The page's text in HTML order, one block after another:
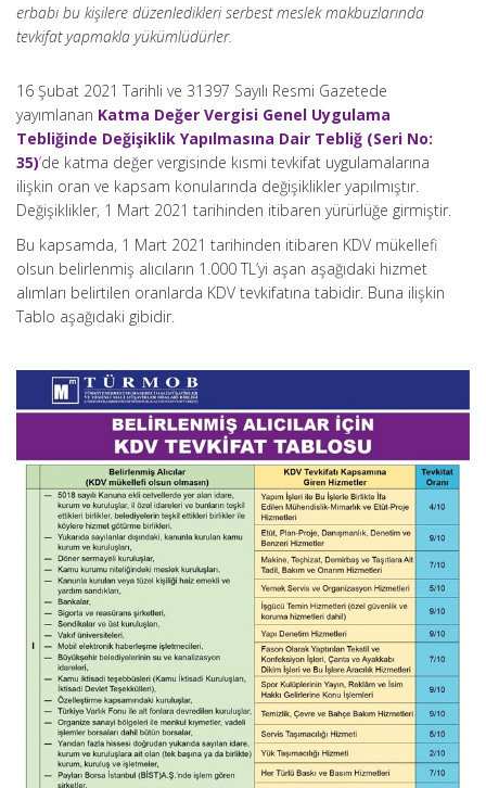
erbabı bu kişilere düzenledikleri serbest meslek makbuzlarında
tevkifat yapmakla yükümlüdürler.
16 Şubat 2021 Tarihli ve 31397 Sayılı Resmi Gazetede
yayımlanan Katma Değer Vergisi Genel Uygulama
Tebliğinde Değişiklik Yapılmasına Dair Tebliğ (Seri No:
35)’de katma değer vergisinde kısmi tevkifat uygulamalarına
ilişkin oran ve kapsam konularında değişiklikler yapılmıştır.
Değişiklikler, 1 Mart 2021 tarihinden itibaren yürürlüğe girmiştir.
Bu kapsamda, 1 Mart 2021 tarihinden itibaren KDV mükellefi
olsun belirlenmiş alıcıların 1.000 TL’yi aşan aşağıdaki hizmet
alımları belirtilen oranlarda KDV tevkifatına tabidir. Buna ilişkin
Tablo aşağıdaki gibidir.